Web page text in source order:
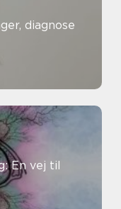
diagnose
En vej til